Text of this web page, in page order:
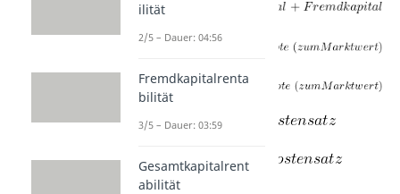
ilität
2/5 – Dauer: 04:56
Fremdkapitalrenta
bilität
3/5 – Dauer: 03:59
Gesamtkapitalrent
abilität